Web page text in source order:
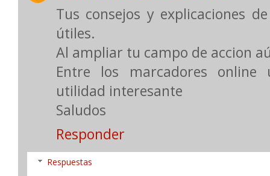
Tus consejos y explicaciones
útiles.
Al ampliar tu campo de accion
Entre los marcadores online
utilidad interesante
Saludos
Responder
Respuestas